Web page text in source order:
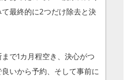
て最終的に2つだけ除去と決
で1カ月程空き、決心がつ
いから予約、そして事前に